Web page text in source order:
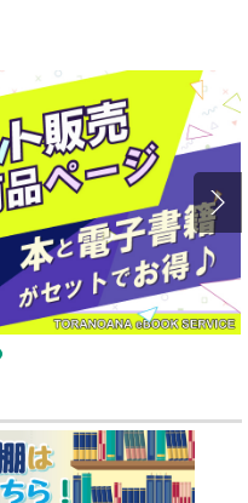
（2024.11.20 掲載）